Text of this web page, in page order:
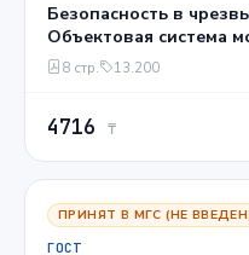
Безопасность в
Объектовая система
ситуаций
технические
8 стр. 13.200
4716 ₸
ПРИНЯТ В МГС (НЕ
ГОСТ